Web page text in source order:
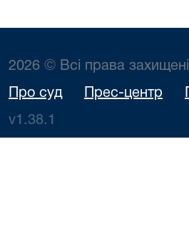
2026 © Всі права захищені
Про суд Прес-центр
v1.38.1